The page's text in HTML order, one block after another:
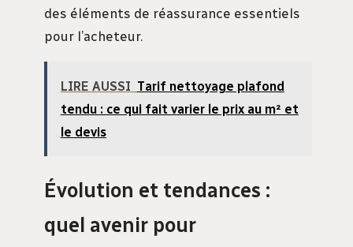
des éléments de réassurance essentiels
pour l’acheteur.
LIRE AUSSI Tarif nettoyage plafond
tendu : ce qui fait varier le prix au m² et
le devis
Évolution et tendances :
quel avenir pour